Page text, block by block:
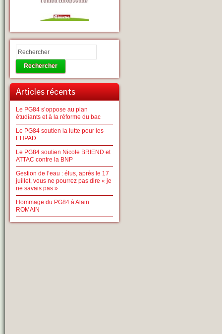
Rechercher
Articles récents
Le PG84 s’oppose au plan
étudiants et à la réforme du bac
Le PG84 soutien la lutte pour les
EHPAD
Le PG84 soutien Nicole BRIEND et
ATTAC contre la BNP
Gestion de l’eau : élus, après le 17
juillet, vous ne pourrez pas dire « je
ne savais pas »
Hommage du PG84 à Alain
ROMAIN